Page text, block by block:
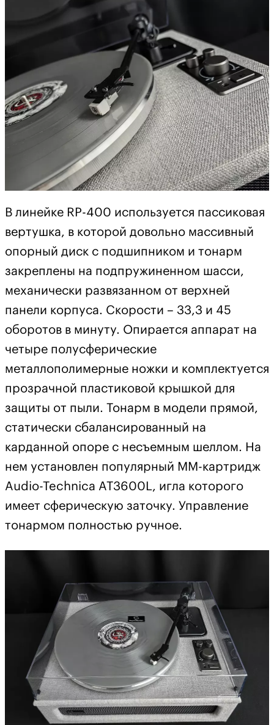
В линейке RP-400 используется пассиковая
вертушка, в которой довольно массивный
опорный диск с подшипником и тонарм
закреплены на подпружиненном шасси,
механически развязанном от верхней
панели корпуса. Скорости – 33,3 и 45
оборотов в минуту. Опирается аппарат на
четыре полусферические
металлополимерные ножки и комплектуется
прозрачной пластиковой крышкой для
защиты от пыли. Тонарм в модели прямой,
статически сбалансированный на
карданной опоре с несъемным шеллом. На
нем установлен популярный ММ-картридж
Audio-Technica AT3600L, игла которого
имеет сферическую заточку. Управление
тонармом полностью ручное.